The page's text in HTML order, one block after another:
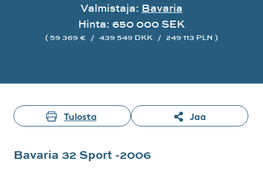
Valmistaja: Bavaria
Hinta: 650 000 SEK
( 59 369 € / 439 549 DKK / 249 113 PLN )
Tulosta Jaa
Bavaria 32 Sport -2006